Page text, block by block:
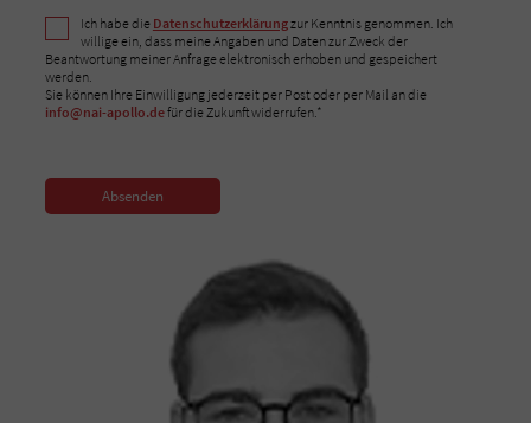
Ich habe die Datenschutzerklärungzur Kenntnis genommen. Ich
willige ein, dass meine Angaben und Daten zur Zweck der
Beantwortung meiner Anfrage elektronisch erhoben und gespeichert
werden.
Sie können Ihre Einwilligung jederzeit per Post oder per Mail an die
info@nai-apollo.defür die Zukunft widerrufen.*
Absenden